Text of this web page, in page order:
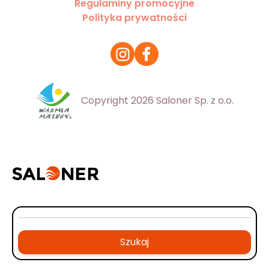
Regulaminy promocyjne
Polityka prywatności
Copyright 2026 Saloner Sp. z o.o.
Szukaj